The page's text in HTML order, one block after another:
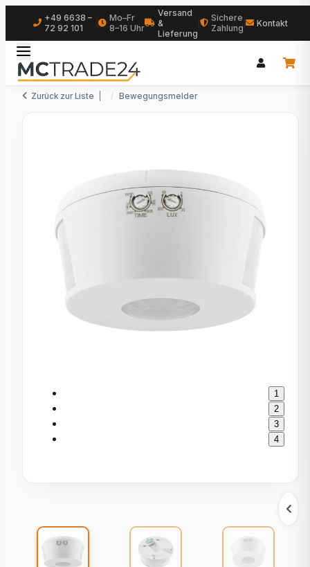
+49 6638 –
72 92 101
Mo–Fr
8–16 Uhr
Versand
&
Lieferung
Sichere
Zahlung
Kontakt
Zurück zur Liste Bewegungsmelder
1
2
3
4